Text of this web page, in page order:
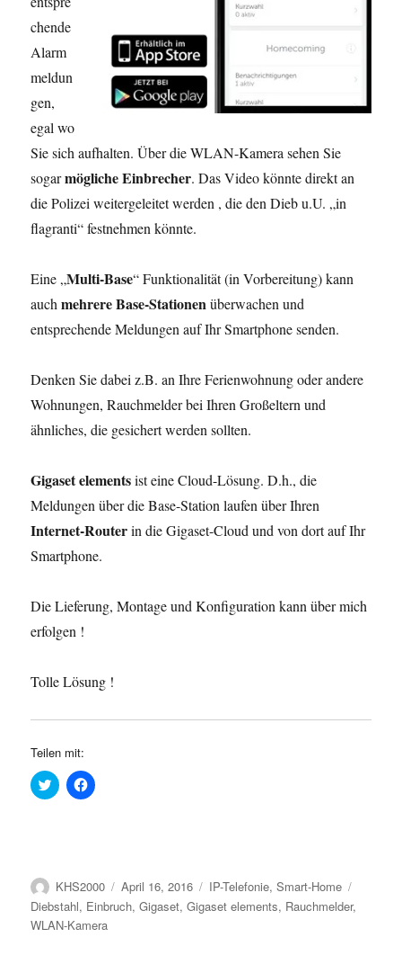
chende
Alarm
meldun
gen,
egal wo
Sie sich aufhalten. Über die WLAN-Kamera sehen Sie
sogarmögliche Einbrecher. Das Video könnte direkt an
die Polizei weitergeleitet werden , die den Dieb u.U. „in
flagranti“ festnehmen könnte.
Eine „Multi-Base“ Funktionalität (in Vorbereitung) kann
auchmehrere Base-Stationenüberwachen und
entsprechende Meldungen auf Ihr Smartphone senden.
Denken Sie dabei z.B. an Ihre Ferienwohnung oder andere
Wohnungen, Rauchmelder bei Ihren Großeltern und
ähnliches, die gesichert werden sollten.
Gigaset elementsist eine Cloud-Lösung. D.h., die
Meldungen über die Base-Station laufen über Ihren
Internet-Routerin die Gigaset-Cloud und von dort auf Ihr
Smartphone.
Die Lieferung, Montage und Konfiguration kann über mich
erfolgen !
Tolle Lösung !
Teilen mit:
K
l
b
r
T
w
K
l
u
f
F
a
c
Autor
KHS2000
Veröffentlicht
am
April 16, 2016 Kategorien
IP-Telefonie,Smart-Home
Diebstahl, Einbruch,Gigaset,Gigaset elements, Rauchmelder,
WLAN-Kamera